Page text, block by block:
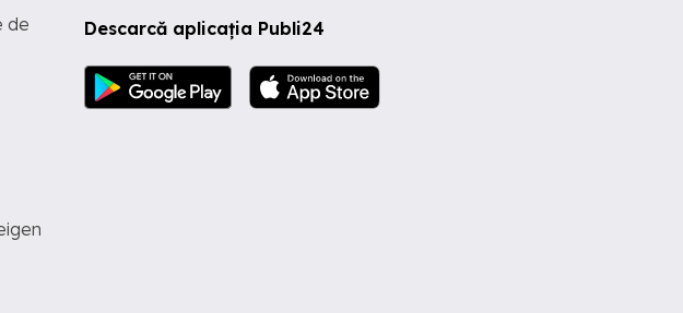
Descarcă aplicația Publi24
de